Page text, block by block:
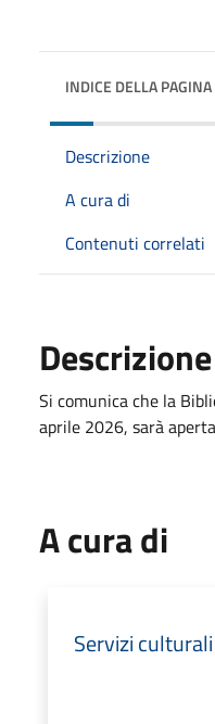
INDICE DELLA PAGINA
Descrizione
A cura di
Contenuti correlati
Descrizione
Si comunica che la
aprile 2026, sarà
A cura di
Servizi culturali